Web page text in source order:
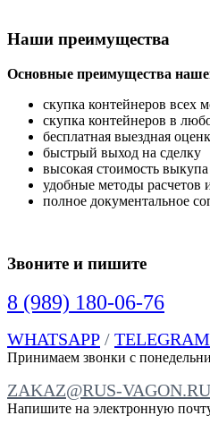
Наши преимущества
Основные преимущества
скупка контейнеров всех
скупка контейнеров в
бесплатная выездная
быстрый выход на сделку
высокая стоимость
удобные методы
полное документальное
Звоните и пишите
8 (989) 180-06-76
WHATSAPP / TELEGRAM
Принимаем звонки с
ZAKAZ@RUS-VAGON.RU
Напишите на электронную